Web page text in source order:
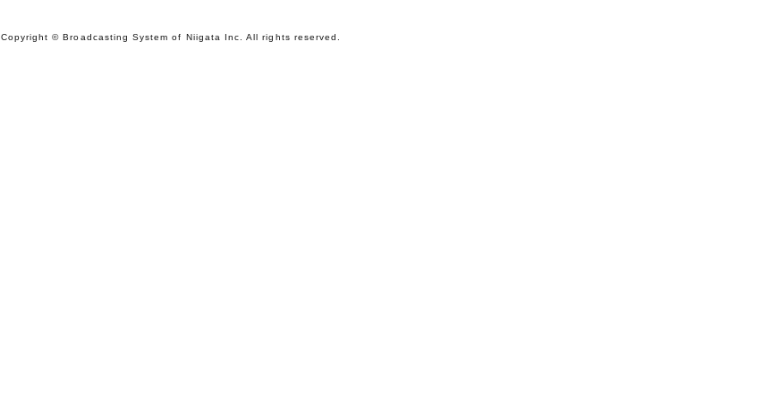
Copyright © Broadcasting System of Niigata Inc. All rights reserved.